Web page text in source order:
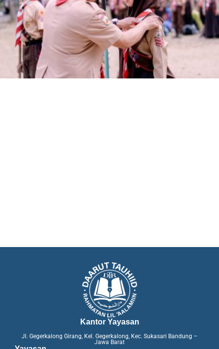
Kantor Yayasan
Jl. Gegerkalong Girang, Kel. Gegerkalong, Kec. Sukasari Bandung –
Jawa Barat